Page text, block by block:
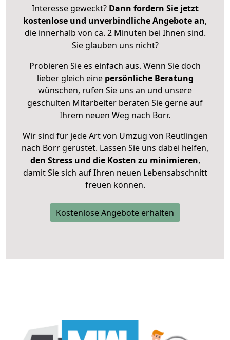
Interesse geweckt? Dann fordern Sie jetzt
kostenlose und unverbindliche Angebote an,
die innerhalb von ca. 2 Minuten bei Ihnen sind.
Sie glauben uns nicht?
Probieren Sie es einfach aus. Wenn Sie doch
lieber gleich eine persönliche Beratung
wünschen, rufen Sie uns an und unsere
geschulten Mitarbeiter beraten Sie gerne auf
Ihrem neuen Weg nach Borr.
Wir sind für jede Art von Umzug von Reutlingen
nach Borr gerüstet. Lassen Sie uns dabei helfen,
den Stress und die Kosten zu minimieren,
damit Sie sich auf Ihren neuen Lebensabschnitt
freuen können.
Kostenlose Angebote erhalten